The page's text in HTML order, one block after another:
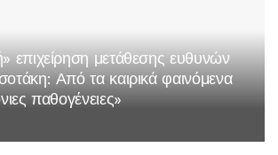
επιχείρηση μετάθεσης ευθυνών
Από τα καιρικά φαινόμενα
παθογένειες»